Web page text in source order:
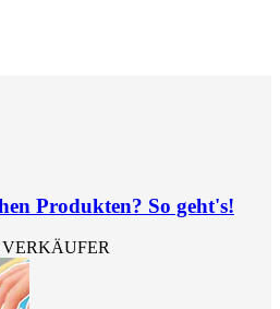
Produkten? So geht's!